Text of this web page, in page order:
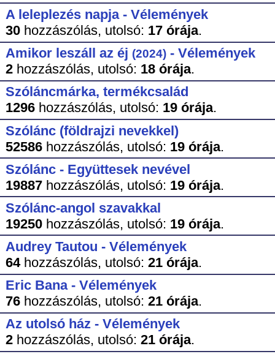
A leleplezés napja - Vélemények
30hozzászólás, utolsó: 17 órája.
Amikor leszáll az éj (2024)- Vélemények
2hozzászólás, utolsó: 18 órája.
Szóláncmárka, termékcsalád
1296hozzászólás, utolsó: 19 órája.
Szólánc (földrajzi nevekkel)
52586hozzászólás, utolsó: 19 órája.
Szólánc - Együttesek nevével
19887hozzászólás, utolsó: 19 órája.
Szólánc-angol szavakkal
19250hozzászólás, utolsó: 19 órája.
Audrey Tautou - Vélemények
64hozzászólás, utolsó: 21 órája.
Eric Bana - Vélemények
76hozzászólás, utolsó: 21 órája.
Az utolsó ház - Vélemények
2hozzászólás, utolsó: 21 órája.